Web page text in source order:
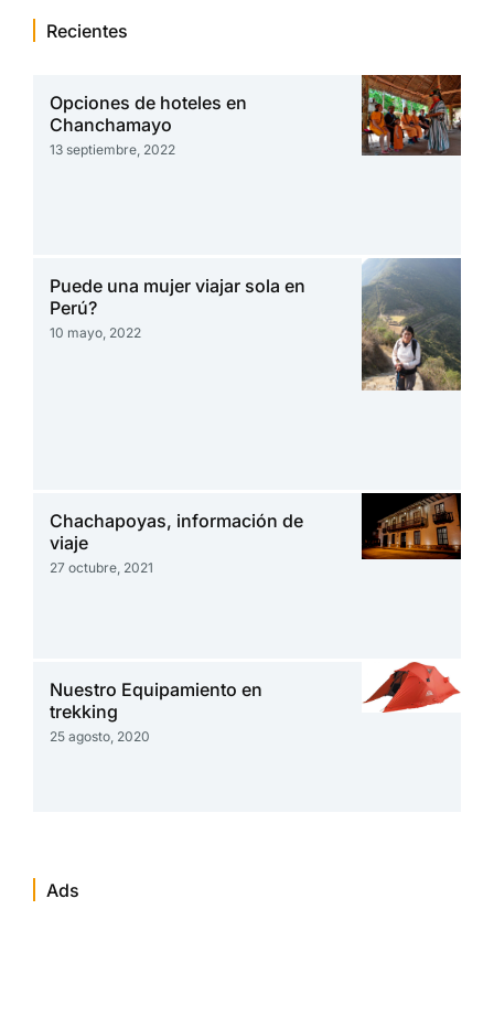
Recientes
Opciones de hoteles en
Chanchamayo
13 septiembre, 2022
Puede una mujer viajar sola en
Perú?
10 mayo, 2022
Chachapoyas, información de
viaje
27 octubre, 2021
Nuestro Equipamiento en
trekking
25 agosto, 2020
Ads